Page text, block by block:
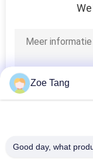
Vloed
Zoe Tang
Good day, what